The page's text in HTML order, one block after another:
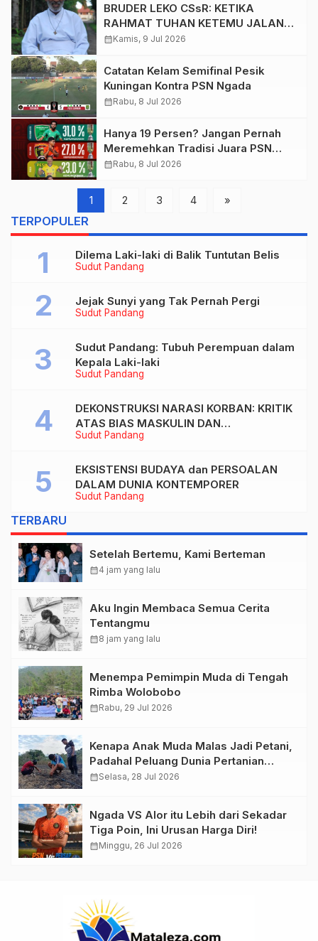
BRUDER LEKO CSsR: KETIKA
RAHMAT TUHAN KETEMU JALAN
PULANG’
calendar_monthKamis, 9 Jul 2026
Catatan Kelam Semifinal Pesik
Kuningan Kontra PSN Ngada
calendar_monthRabu, 8 Jul 2026
Hanya 19 Persen? Jangan Pernah
Meremehkan Tradisi Juara PSN
Ngada!
calendar_monthRabu, 8 Jul 2026
1 2 3 4 »
TERPOPULER
Sudut Pandang
Dilema Laki-laki di Balik Tuntutan Belis
Sudut Pandang
Jejak Sunyi yang Tak Pernah Pergi
Sudut Pandang
Sudut Pandang: Tubuh Perempuan dalam
Kepala Laki-laki
Sudut Pandang
DEKONSTRUKSI NARASI KORBAN: KRITIK
ATAS BIAS MASKULIN DAN
OBJEKTIVIKASI PEREMPUAN DALAM
TUNTUTAN BELIS” KARYA AGUSTINUS
S. SASMITA
Sudut Pandang
EKSISTENSI BUDAYA dan PERSOALAN
DALAM DUNIA KONTEMPORER
TERBARU
Setelah Bertemu, Kami Berteman
calendar_month4 jam yang lalu
Aku Ingin Membaca Semua Cerita
Tentangmu
calendar_month8 jam yang lalu
Menempa Pemimpin Muda di Tengah
Rimba Wolobobo
calendar_monthRabu, 29 Jul 2026
Kenapa Anak Muda Malas Jadi Petani,
Padahal Peluang Dunia Pertanian
Menjanjikan?
calendar_monthSelasa, 28 Jul 2026
Ngada VS Alor itu Lebih dari Sekadar
Tiga Poin, Ini Urusan Harga Diri!
calendar_monthMinggu, 26 Jul 2026